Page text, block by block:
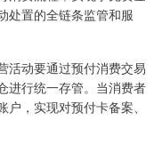
处置的全链条监管和服
动要通过预付消费交易
进行统一存管。当消费者
，实现对预付卡备案、